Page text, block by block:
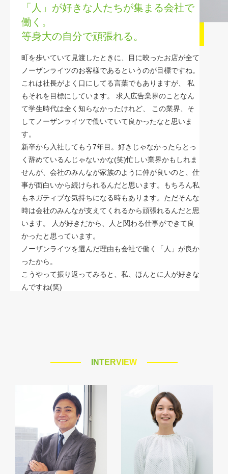
「人」が好きな人たちが集まる会社で
働く。
等身大の自分で頑張れる。
町を歩いていて見渡したときに、目に映ったお店が全て
ノーザンライツのお客様であるというのが目標ですね。
これは社長がよく口にしてる言葉でもありますが、
私
もそれを目標にしています。
求人広告業界のことなん
て学生時代は全く知らなかったけれど、
この業界、そ
してノーザンライツで働いていて良かったなと思いま
す。
新卒から入社してもう7年目。好きじゃなかったらとっ
く辞めているんじゃないかな(笑)忙しい業界かもしれま
せんが、会社のみんなが家族のように仲が良いのと、仕
事が面白いから続けられるんだと思います。
もちろん私
もネガティブな気持ちになる時もあります。 ただそんな
時は会社のみんなが支えてくれるから頑張れるんだと思
います。
人が好きだから、人と関わる仕事ができて良
かったと思っています。
ノーザンライツを選んだ理由も会社で働く「人」が良か
ったから。
こうやって振り返ってみると、私、ほんとに人が好きな
んですね(笑)
INTERVIEW